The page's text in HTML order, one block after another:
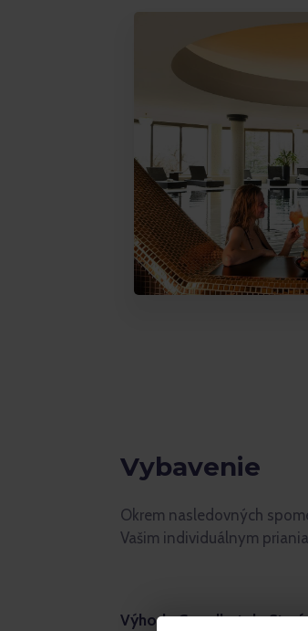
Vybavenie
Okrem nasledovných
Vašim individuálnym
Výhody Grandhotela